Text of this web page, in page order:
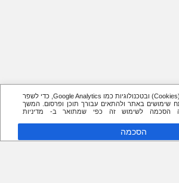
אנו משתמשים בעוגיות (Cookies) ובטכנולוגיות כמו Google Analytics, כדי לשפר
שימושים באתר ולהתאים עבורך תוכן ופרסום. המשך
הסכמה לשימוש זה כפי שמתואר ב- מדיניות
הסכמה